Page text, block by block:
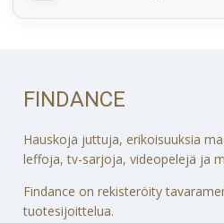
FINDANCE
Hauskoja juttuja, erikoisuuksia
leffoja, tv-sarjoja, videopelejä ja
Findance on rekisteröity
tuotesijoittelua.